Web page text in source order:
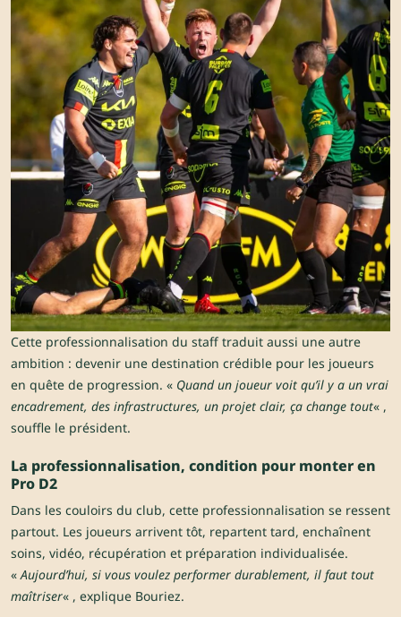
Cette professionnalisation du staff traduit aussi une autre
ambition : devenir une destination crédible pour les joueurs
en quête de progression. « Quand un joueur voit qu’il y a un vrai
encadrement, des infrastructures, un projet clair, ça change tout« ,
souffle le président.
La professionnalisation, condition pour monter en
Pro D2
Dans les couloirs du club, cette professionnalisation se ressent
partout. Les joueurs arrivent tôt, repartent tard, enchaînent
soins, vidéo, récupération et préparation individualisée.
«Aujourd’hui, si vous voulez performer durablement, il faut tout
maîtriser« , explique Bouriez.